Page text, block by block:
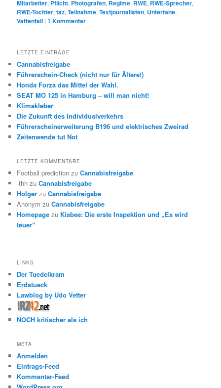
Mitarbeiter, Pflicht, Photografen, Regime, RWE, RWE-Sprecher,
RWE-Tochter,taz,Teilnahme,Textjournalisten, Untertane,
Vattenfall |1 Kommentar
LETZTE EINTRÄGE
Cannabisfreigabe
Führerschein-Check (nicht nur für Ältere!)
Honda Forza das Mittel der Wahl.
SEAT MO 125 in Hamburg – will man nicht!
Klimakleber
Die Zukunft des Individualverkehrs
Führerscheinerweiterung B196 und elektrisches Zweirad
Zeitenwende tut Not
LETZTE KOMMENTARE
Football prediction zuCannabisfreigabe
-thh zuCannabisfreigabe
Holger zuCannabisfreigabe
Anonym zuCannabisfreigabe
Homepage zu Kisbee: Die erste Inspektion und „Es wird
teuer“
LINKS
Der Tuedelkram
Erdstueck
Lawblog by Udo Vetter
NOCH kritischer als ich
META
Anmelden
Eintrags-Feed
Kommentar-Feed